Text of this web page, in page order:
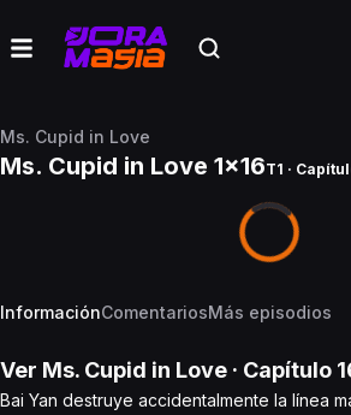
Ms. Cupid in Love
Ms. Cupid in Love 1x16T1 ·
InformaciónComentariosMás episodios
Ver Ms. Cupid in Love · Capítulo
Bai Yan destruye accidentalmente la línea